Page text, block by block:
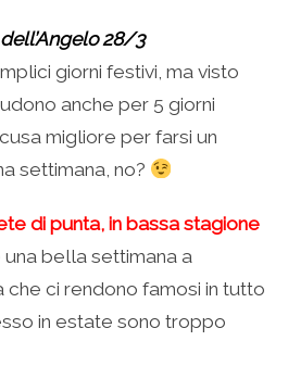
28/3
giorni festivi, ma visto
anche per 5 giorni
migliore per farsi un
settimana, no?
di punta, in bassa stagione
bella settimana a
ci rendono famosi in tutto
in estate sono troppo